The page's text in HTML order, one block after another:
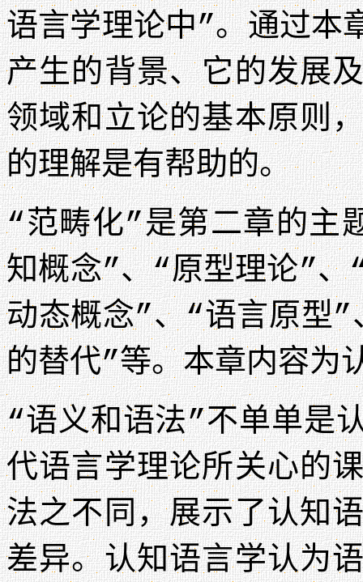
语言学理论中”。通过本
产生的背景、它的发展
领域和立论的基本原则
的理解是有帮助的。
“范畴化”是第二章的主
知概念”、“原型理论”
动态概念”、“语言原型
的替代”等。本章内容为
“语义和语法”不单单是
代语言学理论所关心的
法之不同，展示了认知
差异。认知语言学认为